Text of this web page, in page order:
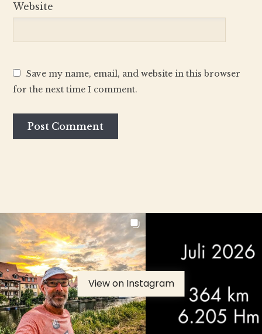
Website
Save my name, email, and website in this browser
for the next time I comment.
View on Instagram